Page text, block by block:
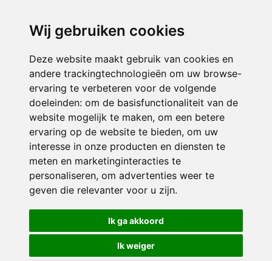
Wij gebruiken cookies
Deze website maakt gebruik van cookies en
andere trackingtechnologieën om uw browse-
ervaring te verbeteren voor de volgende
doeleinden: om de basisfunctionaliteit van de
website mogelijk te maken, om een betere
ervaring op de website te bieden, om uw
interesse in onze producten en diensten te
meten en marketinginteracties te
personaliseren, om advertenties weer te
geven die relevanter voor u zijn.
Ik ga akkoord
Ik weiger
ONDERDEEL VAN
© 2026 De Vlinder | Alle rechten voorbehouden
Privacy policy|Disclaimer| Klachtenregeling|RSIN en Anbi
voorkeuren
Crealisatie The MindOffice